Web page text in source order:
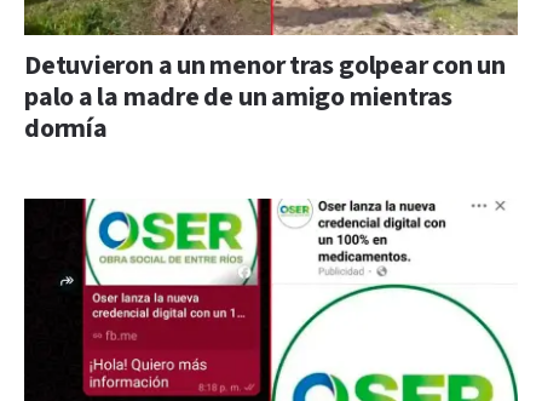
Detuvieron a un menor tras golpear con un
palo a la madre de un amigo mientras
dormía